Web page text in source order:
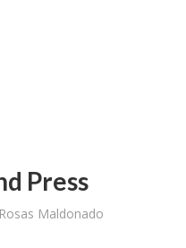
Press
Maldonado